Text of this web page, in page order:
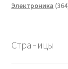
Электроника 364
Страницы